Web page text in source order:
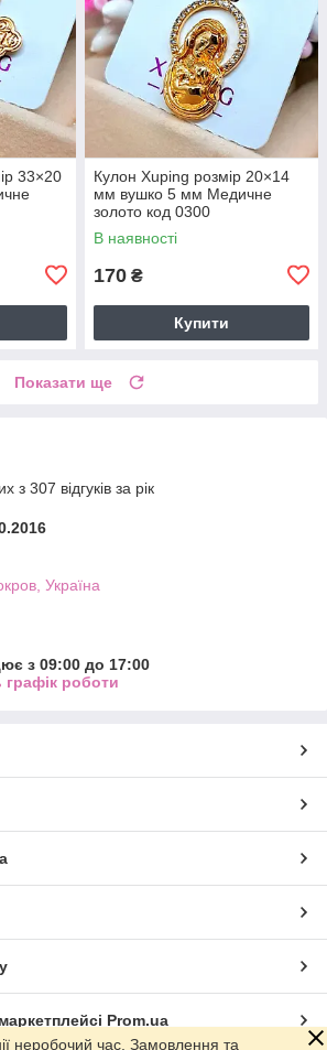
33×20
Кулон Xuping розмір 20×14
мм вушко 5 мм Медичне
золото код 0300
В наявності
170 ₴
Купити
Показати ще
з 307 відгуків за рік
Україна
з 09:00 до 17:00
графік роботи
Prom.ua
неробочий час. Замовлення та